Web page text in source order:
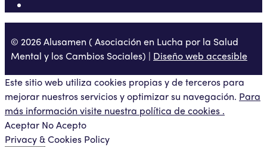
© 2026 Alusamen ( Asociación en Lucha por la Salud
Mental y los Cambios Sociales) | Diseño web accesible
Este sitio web utiliza cookies propias y de terceros para
mejorar nuestros servicios y optimizar su navegación. Para
más información visite nuestra política de cookies .
Aceptar No Acepto
Privacy & Cookies Policy